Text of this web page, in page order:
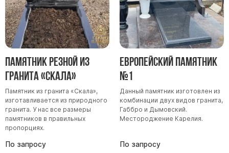
Скульптуры, барельефы и бюсты из бронзы
Колумбарий
Недорогие памятники
Памятники с фотокерамикой
Памятники животным
Памятники двойные
Памятники женщине
Памятники жене
Памятник резной из
гранита «Скала»
Памятник из гранита «Скала»,
изготавливается из природного
гранита. У нас все размеры
памятников в правильных
пропорциях.
По запросу
Европейский памятник
№1
Данный памятник изготовлен из
комбинации двух видов гранита,
Габбро и Дымовский.
Местороджение Карелия.
По запросу